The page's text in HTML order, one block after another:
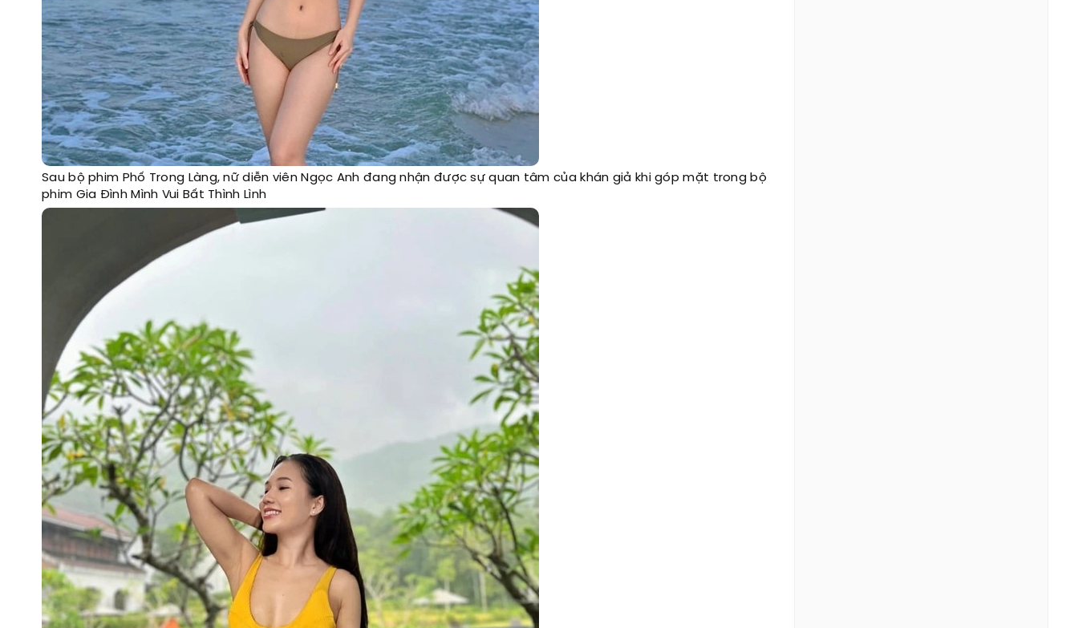
Sau bộ phim Phố Trong Làng, nữ diễn viên Ngọc Anh đang nhận được sự quan tâm của khán giả khi góp mặt trong bộ
phim Gia Đình Mình Vui Bất Thình Lình